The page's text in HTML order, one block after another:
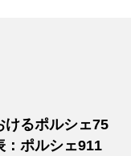
けるポルシェ75
：ポルシェ911